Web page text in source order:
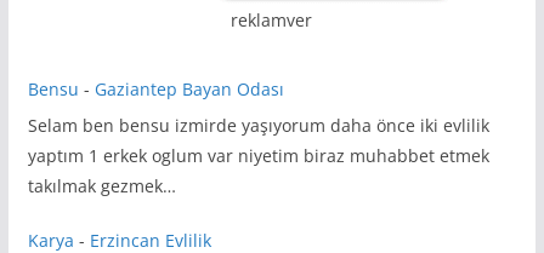
reklamver
Bensu - Gaziantep Bayan Odası
Selam ben bensu izmirde yaşıyorum daha önce iki evlilik
yaptım 1 erkek oglum var niyetim biraz muhabbet etmek
takılmak gezmek…
Karya - Erzincan Evlilik